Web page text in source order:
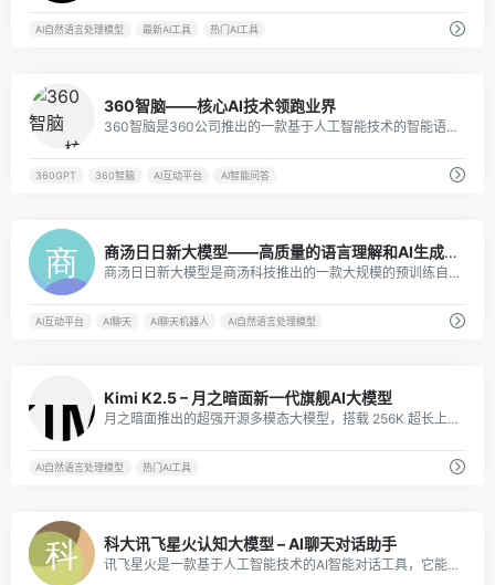
AI自然语言处理模型 最新AI工具 热门AI工具
360智脑——核心AI技术领跑业界
360智脑是360公司推出的一款基于人工智能技术的智能语音交互产品，通过语音识别、语音合成、自然语言处理、智能推荐等一系列功能，为用户提供高效便捷的语音交互体验。
360GPT 360智脑 AI互动平台 AI智能问答
商汤日日新大模型——高质量的语言理解和AI生成工具
商汤日日新大模型是商汤科技推出的一款大规模的预训练自然语言生成模型。这款AI工具基于商汤科技的深度学习平台，采用了大量的数据训练和先进的的技术架构，具备高质量的语言理解和生成能力。
AI互动平台 AI聊天 AI聊天机器人 AI自然语言处理模型
Kimi K2.5 – 月之暗面新一代旗舰AI大模型
月之暗面推出的超强开源多模态大模型，搭载 256K 超长上下文与 Agent 智能体集群，擅长文档理解、代码编程与复杂任务自动化，高效赋能个人创作与企业级 AI 落地。
AI自然语言处理模型 热门AI工具
科大讯飞星火认知大模型 – AI聊天对话助手
讯飞星火是一款基于人工智能技术的AI智能对话工具，它能够实现自然语言处理、语音识别、语义理解等功能，为用户提供更加智能化、个性化的服务。